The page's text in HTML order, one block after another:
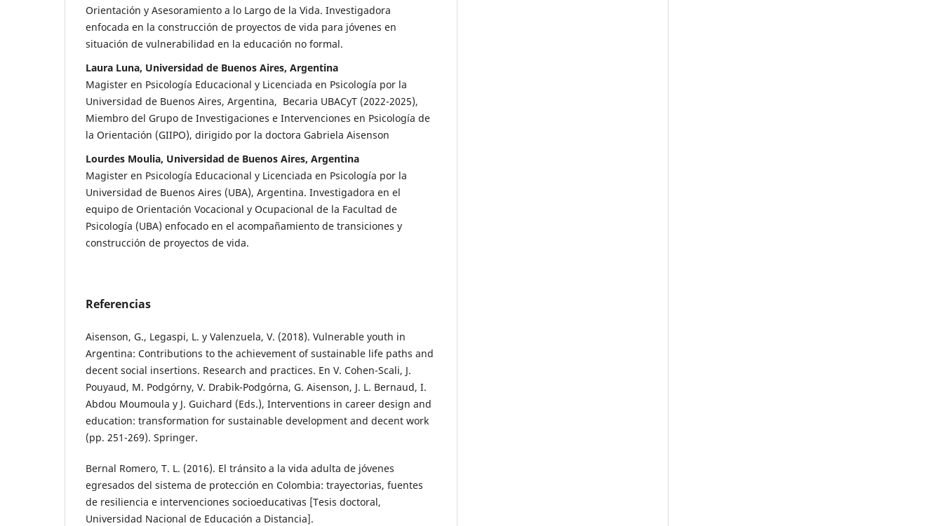
Orientación y Asesoramiento a lo Largo de la Vida. Investigadora
enfocada en la construcción de proyectos de vida para jóvenes en
situación de vulnerabilidad en la educación no formal.
Laura Luna, Universidad de Buenos Aires, Argentina
Magister en Psicología Educacional y Licenciada en Psicología por la
Universidad de Buenos Aires, Argentina, Becaria UBACyT (2022-2025),
Miembro del Grupo de Investigaciones e Intervenciones en Psicología de
la Orientación (GIIPO), dirigido por la doctora Gabriela Aisenson
Lourdes Moulia, Universidad de Buenos Aires, Argentina
Magister en Psicología Educacional y Licenciada en Psicología por la
Universidad de Buenos Aires (UBA), Argentina. Investigadora en el
equipo de Orientación Vocacional y Ocupacional de la Facultad de
Psicología (UBA) enfocado en el acompañamiento de transiciones y
construcción de proyectos de vida.
Referencias
Aisenson, G., Legaspi, L. y Valenzuela, V. (2018). Vulnerable youth in
Argentina: Contributions to the achievement of sustainable life paths and
decent social insertions. Research and practices. En V. Cohen-Scali, J.
Pouyaud, M. Podgórny, V. Drabik-Podgórna, G. Aisenson, J. L. Bernaud, I.
Abdou Moumoula y J. Guichard (Eds.), Interventions in career design and
education: transformation for sustainable development and decent work
(pp. 251-269). Springer.
Bernal Romero, T. L. (2016). El tránsito a la vida adulta de jóvenes
egresados del sistema de protección en Colombia: trayectorias, fuentes
de resiliencia e intervenciones socioeducativas [Tesis doctoral,
Universidad Nacional de Educación a Distancia].